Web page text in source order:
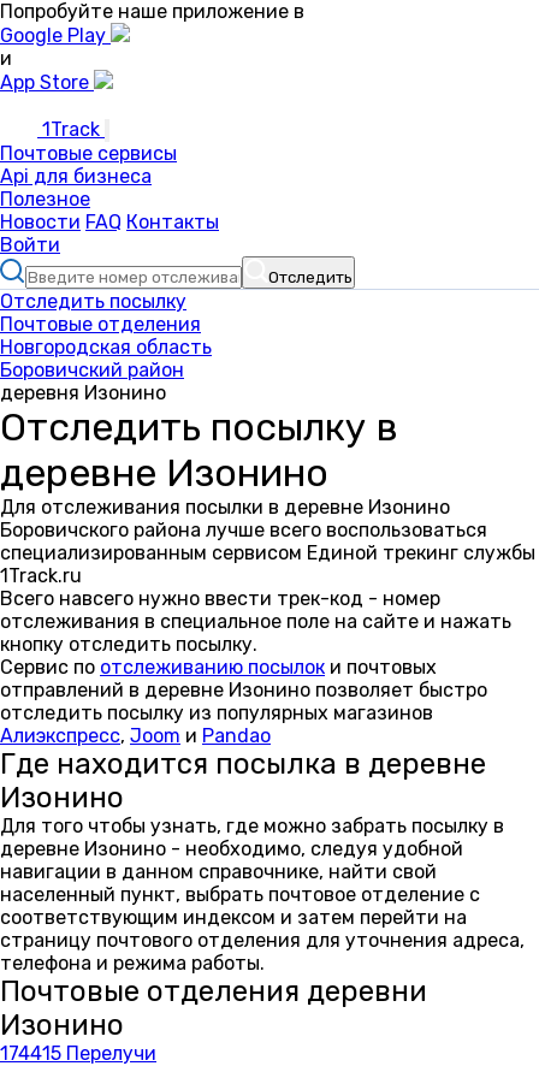
Попробуйте наше приложение в
Google Play
и
App Store
1Track
Почтовые сервисы
Api для бизнеса
Полезное
Новости FAQ Контакты
Войти
Отследить
Отследить посылку
Почтовые отделения
Новгородская область
Боровичский район
деревня Изонино
Отследить посылку в
деревне Изонино
Для отслеживания посылки в деревне Изонино
Боровичского района лучше всего воспользоваться
специализированным сервисом Единой трекинг службы
1Track.ru
Всего навсего нужно ввести трек-код - номер
отслеживания в специальное поле на сайте и нажать
кнопку отследить посылку.
Сервис по отслеживанию посылок и почтовых
отправлений в деревне Изонино позволяет быстро
отследить посылку из популярных магазинов
Алиэкспресс, Joom и Pandao
Где находится посылка в деревне
Изонино
Для того чтобы узнать, где можно забрать посылку в
деревне Изонино - необходимо, следуя удобной
навигации в данном справочнике, найти свой
населенный пункт, выбрать почтовое отделение с
соответствующим индексом и затем перейти на
страницу почтового отделения для уточнения адреса,
телефона и режима работы.
Почтовые отделения деревни
Изонино
174415 Перелучи